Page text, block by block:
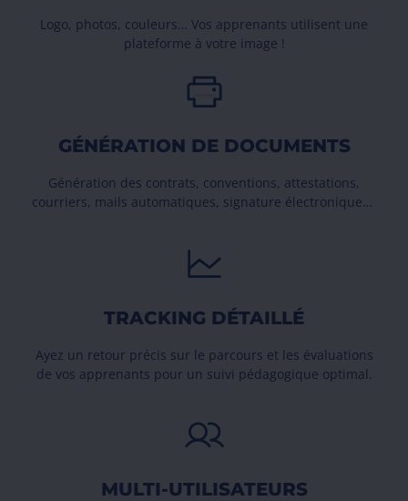
Logo, photos, couleurs… Vos apprenants utilisent une
plateforme à votre image !
GÉNÉRATION DE DOCUMENTS
Génération des contrats, conventions, attestations,
courriers, mails automatiques, signature électronique…
TRACKING DÉTAILLÉ
Ayez un retour précis sur le parcours et les évaluations
de vos apprenants pour un suivi pédagogique optimal.
MULTI-UTILISATEURS